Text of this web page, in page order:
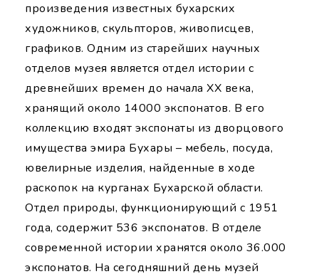
произведения известных бухарских
художников, скульпторов, живописцев,
графиков. Одним из старейших научных
отделов музея является отдел истории с
древнейших времен до начала XX века,
хранящий около 14000 экспонатов. В его
коллекцию входят экспонаты из дворцового
имущества эмира Бухары – мебель, посуда,
ювелирные изделия, найденные в ходе
раскопок на курганах Бухарской области.
Отдел природы, функционирующий с 1951
года, содержит 536 экспонатов. В отделе
современной истории хранятся около 36.000
экспонатов. На сегодняшний день музей